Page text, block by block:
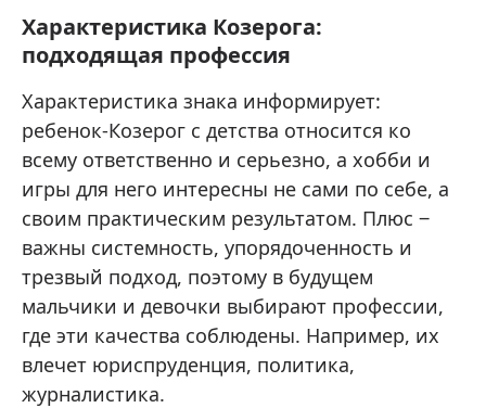
Характеристика Козерога:
подходящая профессия
Характеристика знака информирует:
ребенок-Козерог с детства относится ко
всему ответственно и серьезно, а хобби и
игры для него интересны не сами по себе, а
своим практическим результатом. Плюс ‒
важны системность, упорядоченность и
трезвый подход, поэтому в будущем
мальчики и девочки выбирают профессии,
где эти качества соблюдены. Например, их
влечет юриспруденция, политика,
журналистика.